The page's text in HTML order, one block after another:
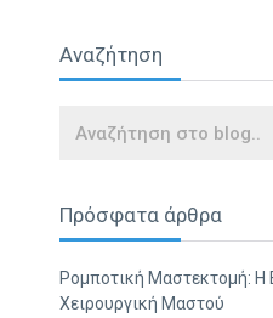
Αναζήτηση
Πρόσφατα άρθρα
Ρομποτική Μαστεκτομή: Η
Χειρουργική Μαστού